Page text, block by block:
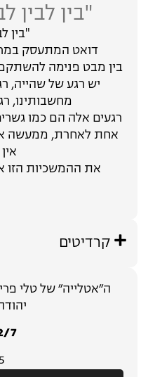
"בין לבין
"בין
דואט המתעסק
בין מבט פנימה
יש רגע של שהייה,
מחשבותינו,
רגעים אלה הם כמו
אחת לאחרת, ממעשה
את ההמשכיות הזו
קרדיטים
7